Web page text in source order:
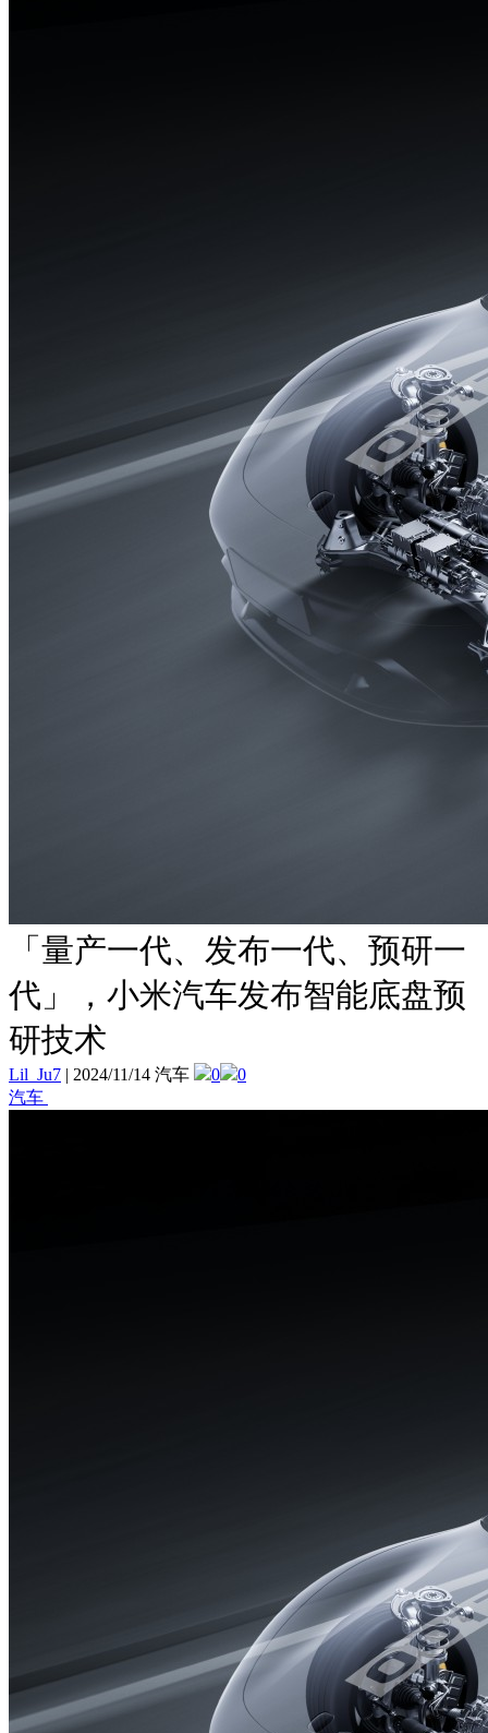
「量产一代、发布一代、预研一
代」，小米汽车发布智能底盘预
研技术
Lil_Ju7 | 2024/11/14 汽车 0
0
汽车